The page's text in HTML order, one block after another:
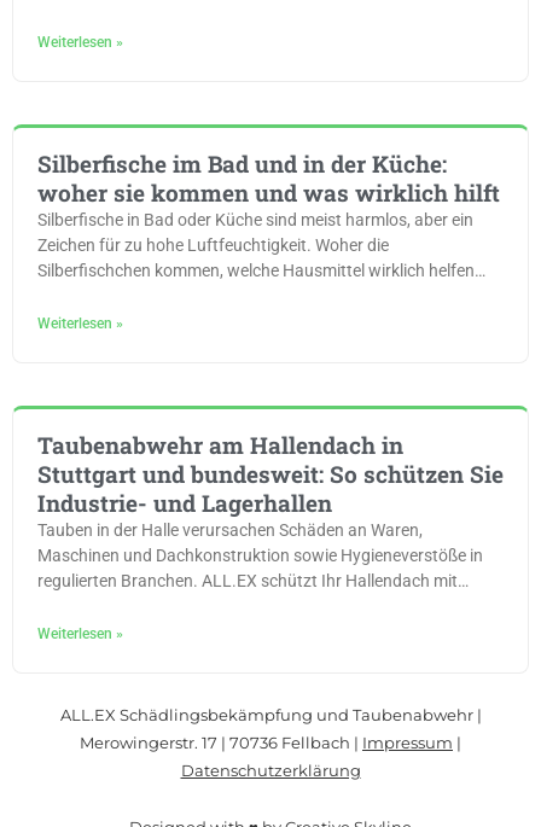
Weiterlesen »
Silberfische im Bad und in der Küche:
woher sie kommen und was wirklich hilft
Silberfische in Bad oder Küche sind meist harmlos, aber ein
Zeichen für zu hohe Luftfeuchtigkeit. Woher die
Silberfischchen kommen, welche Hausmittel wirklich helfen
Weiterlesen »
Taubenabwehr am Hallendach in
Stuttgart und bundesweit: So schützen Sie
Industrie- und Lagerhallen
Tauben in der Halle verursachen Schäden an Waren,
Maschinen und Dachkonstruktion sowie Hygieneverstöße in
regulierten Branchen. ALL.EX schützt Ihr Hallendach mit
Patentierte Methoden seit über 40 Jahren, deutschlandweit im
Weiterlesen »
ALL.EX Schädlingsbekämpfung und Taubenabwehr |
Merowingerstr. 17 | 70736 Fellbach | Impressum |
Datenschutzerklärung